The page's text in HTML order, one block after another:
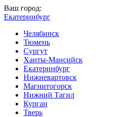
Ваш город:
Екатеринбург
Челябинск
Тюмень
Сургут
Ханты-Мансийск
Екатеринбург
Нижневартовск
Магнитогорск
Нижний Тагил
Курган
Тверь